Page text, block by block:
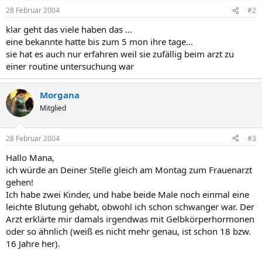
28 Februar 2004 #2
klar geht das viele haben das ...
eine bekannte hatte bis zum 5 mon ihre tage...
sie hat es auch nur erfahren weil sie zufällig beim arzt zu
einer routine untersuchung war
Morgana
Mitglied
28 Februar 2004 #3
Hallo Mana,
ich würde an Deiner Stelle gleich am Montag zum Frauenarzt
gehen!
Ich habe zwei Kinder, und habe beide Male noch einmal eine
leichte Blutung gehabt, obwohl ich schon schwanger war. Der
Arzt erklärte mir damals irgendwas mit Gelbkörperhormonen
oder so ähnlich (weiß es nicht mehr genau, ist schon 18 bzw.
16 Jahre her).